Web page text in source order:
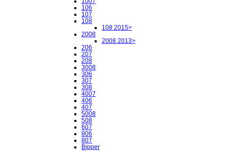
106
107
108
108 2015>
2008
2008 2013>
206
207
208
3008
306
307
308
4007
406
407
5008
508
607
806
807
Bipper